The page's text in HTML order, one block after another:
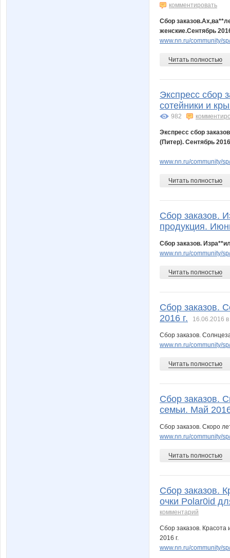
комментировать
Сбор
женские.Сентябрь
www.nn.ru/community/
Читать полностью
Экспресс сбор
сотейники и
982
Экспресс сбор
(Питер). Сентябрь 2016
www.nn.ru/community/
Читать полностью
Сбор заказов.
продукция.
Сбор заказов.
www.nn.ru/community/
Читать полностью
Сбор заказов.
2016 г.
16.06.2016
Сбор заказов.
www.nn.ru/community/
Читать полностью
Сбор заказов.
семьи. Май
Сбор заказов. Скоро
www.nn.ru/community/
Читать полностью
Сбор заказов.
очки Polar0id
комментарий
Сбор заказов.
2016 г.
www.nn.ru/community/